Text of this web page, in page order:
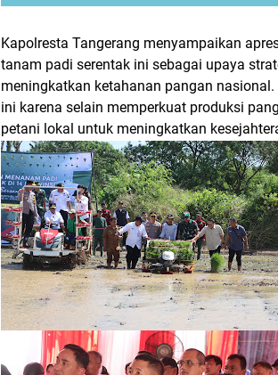
Kapolresta Tangerang menyampaikan
tanam padi serentak ini sebagai upaya
meningkatkan ketahanan pangan
ini karena selain memperkuat produksi
petani lokal untuk meningkatkan